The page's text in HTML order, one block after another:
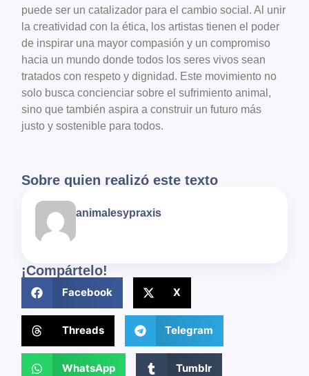
puede ser un catalizador para el cambio social. Al unir
la creatividad con la ética, los artistas tienen el poder
de inspirar una mayor compasión y un compromiso
hacia un mundo donde todos los seres vivos sean
tratados con respeto y dignidad. Este movimiento no
solo busca concienciar sobre el sufrimiento animal,
sino que también aspira a construir un futuro más
justo y sostenible para todos.
Sobre quien realizó este texto
animalesypraxis
¡Compártelo!
Facebook X
Threads Telegram
WhatsApp Tumblr